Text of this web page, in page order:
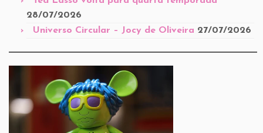
28/07/2026
Universo Circular – Jocy de Oliveira 27/07/2026